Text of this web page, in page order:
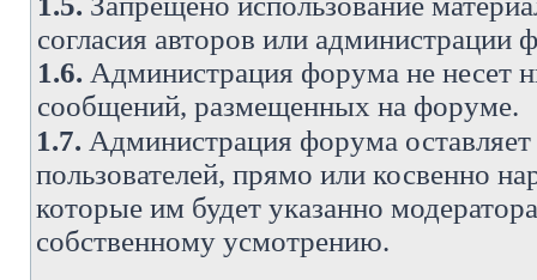
согласия авторов или администрации
1.6. Администрация форума не несет
сообщений, размещенных на форуме.
1.7. Администрация форума
пользователей, прямо или косвенно
которые им будет указанно
собственному усмотрению.